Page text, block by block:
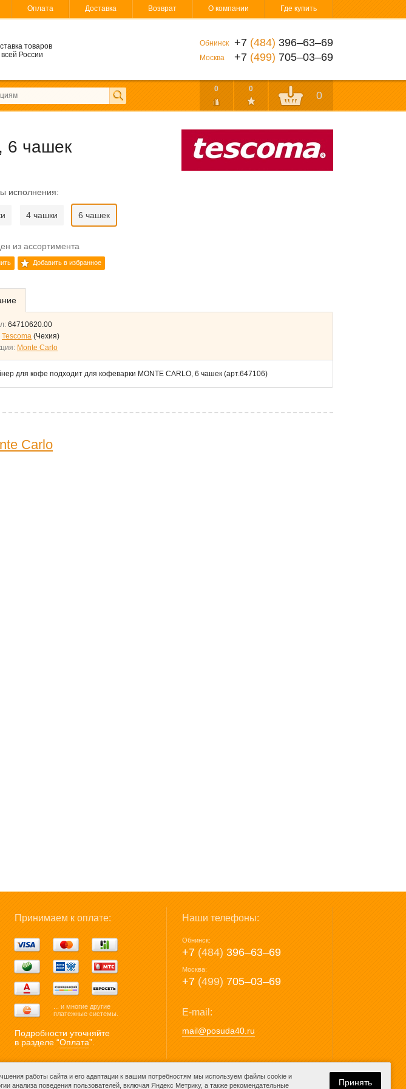
Оплата Доставка Возврат О компании Где купить
товаров
России
Обнинск +7 (484) 396‒63‒69
Москва +7 (499) 705‒03‒69
0 0
0
6 чашек
исполнения:
4 чашки 6 чашек
из ассортимента
Добавить в избранное
64710620.00
Tescoma (Чехия)
Monte Carlo
для кофе подходит для кофеварки MONTE CARLO, 6 чашек (арт.647106)
Carlo
Принимаем к оплате:
... и многие другие
платежные системы.
Подробности уточняйте
в разделе “Оплата”.
Наши телефоны:
Обнинск:
+7 (484) 396‒63‒69
Москва:
+7 (499) 705‒03‒69
E-mail:
mail@posuda40.ru
работы сайта и его адаптации к вашим потребностям мы используем файлы cookie и
анализа поведения пользователей, включая Яндекс Метрику, а также рекомендательные
Принять